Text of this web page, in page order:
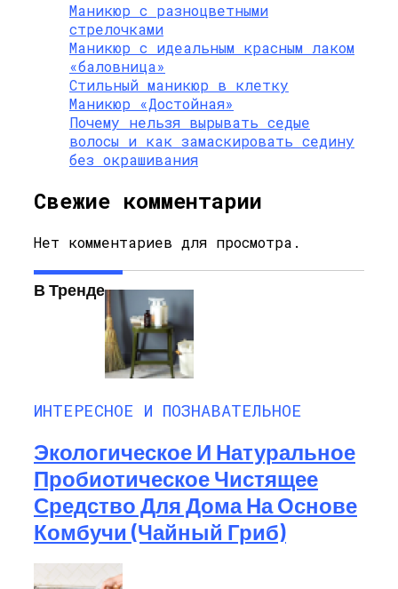
Маникюр с разноцветными
стрелочками
Маникюр с идеальным красным лаком
«баловница»
Стильный маникюр в клетку
Маникюр «Достойная»
Почему нельзя вырывать седые
волосы и как замаскировать седину
без окрашивания
Свежие комментарии
Нет комментариев для просмотра.
В Тренде
ИНТЕРЕСНОЕ И ПОЗНАВАТЕЛЬНОЕ
Экологическое И Натуральное
Пробиотическое Чистящее
Средство Для Дома На Основе
Комбучи (чайный Гриб)